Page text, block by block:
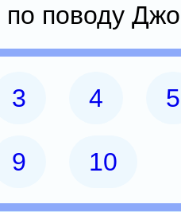
поводу
3 4 5
9 10